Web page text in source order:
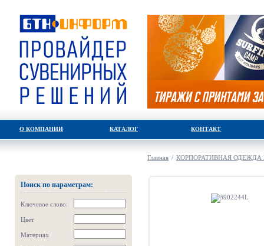
О КОМПАНИИ КАТАЛОГ КОНТАКТ
Поиск по параметрам:
Ключевое слово:
Цвет
Материал
Главная / КОРПОРАТИВНАЯ ОДЕЖДА